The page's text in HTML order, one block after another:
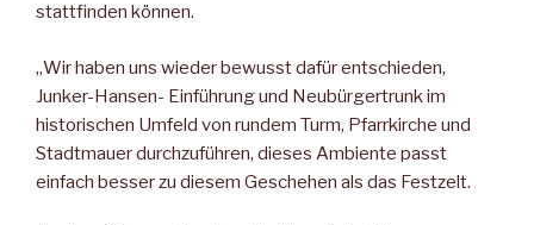
stattfinden können.
„Wir haben uns wieder bewusst dafür entschieden,
Junker-Hansen- Einführung und Neubürgertrunk im
historischen Umfeld von rundem Turm, Pfarrkirche und
Stadtmauer durchzuführen, dieses Ambiente passt
einfach besser zu diesem Geschehen als das Festzelt.